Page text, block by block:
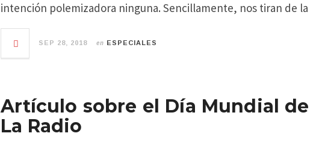
intención polemizadora ninguna. Sencillamente, nos tiran de la
SEP 28, 2018 en ESPECIALES
Artículo sobre el Día Mundial de
La Radio